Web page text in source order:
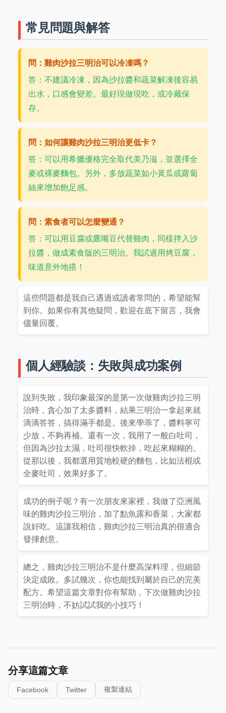
常見問題與解答
問：雞肉沙拉三明治可以冷凍嗎？
答：不建議冷凍，因為沙拉醬和蔬菜解凍後容易
出水，口感會變差。最好現做現吃，或冷藏保
存。
問：如何讓雞肉沙拉三明治更低卡？
答：可以用希臘優格完全取代美乃滋，並選擇全
麥或裸麥麵包。另外，多放蔬菜如小黃瓜或蘿蔔
絲來增加飽足感。
問：素食者可以怎麼變通？
答：可以用豆腐或鷹嘴豆代替雞肉，同樣拌入沙
拉醬，做成素食版的三明治。我試過用烤豆腐，
味道意外地搭！
這些問題都是我自己遇過或讀者常問的，希望能幫
到你。如果你有其他疑問，歡迎在底下留言，我會
儘量回覆。
個人經驗談：失敗與成功案例
說到失敗，我印象最深的是第一次做雞肉沙拉三明
治時，貪心加了太多醬料，結果三明治一拿起來就
滴滴答答，搞得滿手都是。後來學乖了，醬料寧可
少放，不夠再補。還有一次，我用了一般白吐司，
但因為沙拉太濕，吐司很快軟掉，吃起來糊糊的。
從那以後，我都選用質地較硬的麵包，比如法棍或
全麥吐司，效果好多了。
成功的例子呢？有一次朋友來家裡，我做了亞洲風
味的雞肉沙拉三明治，加了點魚露和香菜，大家都
說好吃。這讓我相信，雞肉沙拉三明治真的很適合
發揮創意。
總之，雞肉沙拉三明治不是什麼高深料理，但細節
決定成敗。多試幾次，你也能找到屬於自己的完美
配方。希望這篇文章對你有幫助，下次做雞肉沙拉
三明治時，不妨試試我的小技巧！
分享這篇文章
Facebook Twitter 複製連結